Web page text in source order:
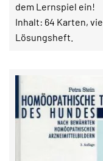
dem Lernspiel ein!
Inhalt: 64 Karten,
Lösungsheft.